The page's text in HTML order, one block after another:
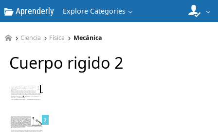
Aprenderly Explore Categories
Ciencia Física Mecánica
Cuerpo rigido 2
2